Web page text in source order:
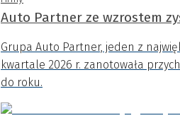
Auto Partner ze wzrostem
Grupa Auto Partner, jeden z
kwartale 2026 r. zanotowała
do roku.